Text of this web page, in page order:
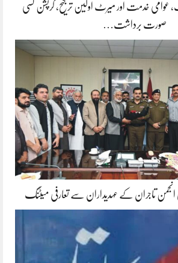
عوامی خدمت اور میرٹ اولین ترجیح، کرپشن کسی
صورت برداشت…
انجمن تاجران کے عہدیداران سے تعارفی میٹنگ